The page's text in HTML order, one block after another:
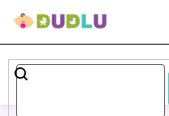
Dětské
a